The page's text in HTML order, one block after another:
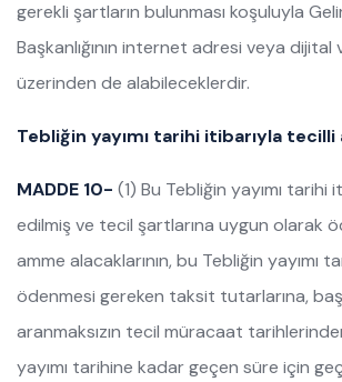
gerekli şartların bulunması koşuluyla
Başkanlığının internet adresi veya dijital
üzerinden de alabileceklerdir.
Tebliğin yayımı tarihi itibarıyla tecilli
MADDE 10- (1) Bu Tebliğin yayımı tarihi
edilmiş ve tecil şartlarına uygun olarak
amme alacaklarının, bu Tebliğin yayımı
ödenmesi gereken taksit tutarlarına,
aranmaksızın tecil müracaat
yayımı tarihine kadar geçen süre için